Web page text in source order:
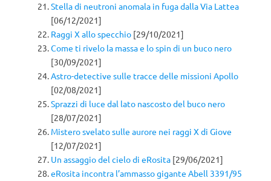
Stella di neutroni anomala in fuga dalla Via Lattea
[06/12/2021]
Raggi X allo specchio [29/10/2021]
Come ti rivelo la massa e lo spin di un buco nero
[30/09/2021]
Astro-detective sulle tracce delle missioni Apollo
[02/08/2021]
Sprazzi di luce dal lato nascosto del buco nero
[28/07/2021]
Mistero svelato sulle aurore nei raggi X di Giove
[12/07/2021]
Un assaggio del cielo di eRosita [29/06/2021]
eRosita incontra l’ammasso gigante Abell 3391/95